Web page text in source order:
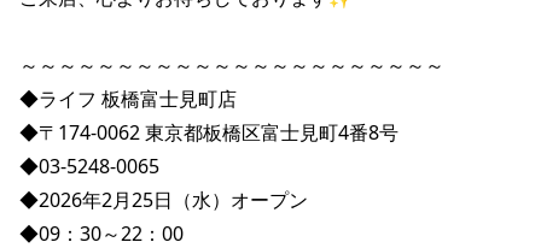
～～～～～～～～～～～～～～～～～～～～～～
◆ライフ 板橋富士見町店
◆〒174-0062 東京都板橋区富士見町4番8号
◆03-5248-0065
◆2026年2月25日（水）オープン
◆09：30～22：00